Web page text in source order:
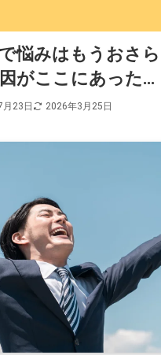
悩みはもうおさ
がここにあった…
23日 2026年3月25日